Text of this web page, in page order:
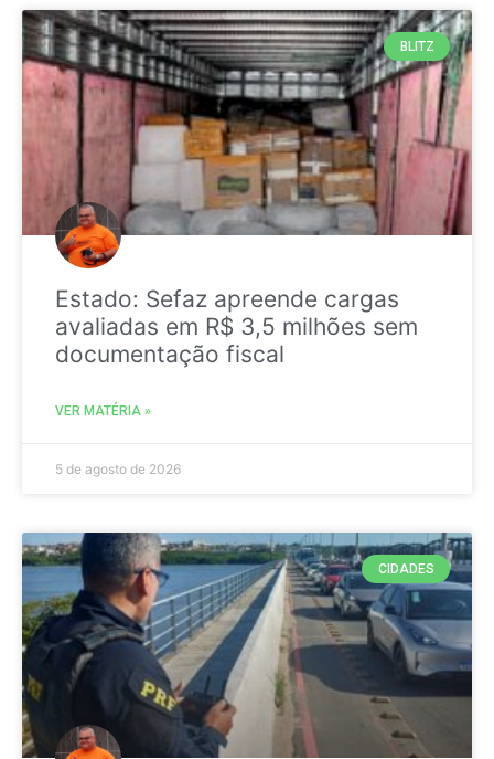
BLITZ
Estado: Sefaz apreende cargas
avaliadas em R$ 3,5 milhões sem
documentação fiscal
VER MATÉRIA »
5 de agosto de 2026
CIDADES